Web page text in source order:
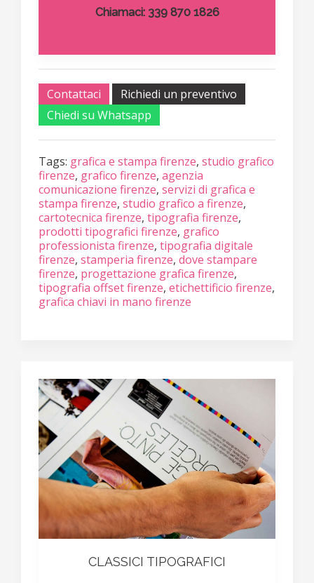
Chiamaci: 339 870 1826
Contattaci
Richiedi un preventivo
Chiedi su Whatsapp
Tags: grafica e stampa firenze, studio grafico
firenze, grafico firenze, agenzia
comunicazione firenze, servizi di grafica e
stampa firenze, studio grafico a firenze,
cartotecnica firenze, tipografia firenze,
prodotti tipografici firenze, grafico
professionista firenze, tipografia digitale
firenze, stamperia firenze, dove stampare
firenze, progettazione grafica firenze,
tipografia offset firenze, etichettificio firenze,
grafica chiavi in mano firenze
CLASSICI TIPOGRAFICI